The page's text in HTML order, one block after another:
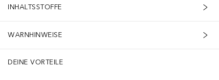
INHALTSSTOFFE
WARNHINWEISE
DEINE VORTEILE